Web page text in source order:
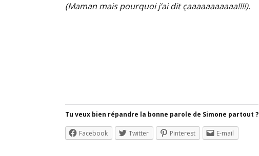
(Maman mais pourquoi j’ai dit çaaaaaaaaaaa!!!!).
Tu veux bien répandre la bonne parole de Simone partout ?
Facebook Twitter Pinterest E-mail